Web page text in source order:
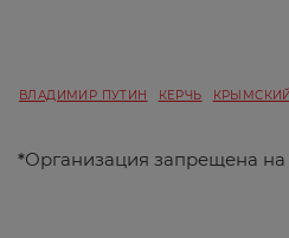
ВЛАДИМИР ПУТИН КЕРЧЬ
*Организация запрещена